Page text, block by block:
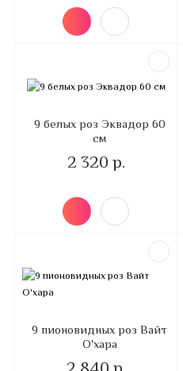
9 белых роз Эквадор 60
см
2 320 р.
9 пионовидных роз Вайт
О'хара